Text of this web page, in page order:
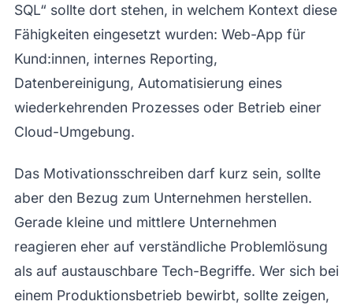
SQL“ sollte dort stehen, in welchem Kontext diese
Fähigkeiten eingesetzt wurden: Web-App für
Kund:innen, internes Reporting,
Datenbereinigung, Automatisierung eines
wiederkehrenden Prozesses oder Betrieb einer
Cloud-Umgebung.
Das Motivationsschreiben darf kurz sein, sollte
aber den Bezug zum Unternehmen herstellen.
Gerade kleine und mittlere Unternehmen
reagieren eher auf verständliche Problemlösung
als auf austauschbare Tech-Begriffe. Wer sich bei
einem Produktionsbetrieb bewirbt, sollte zeigen,